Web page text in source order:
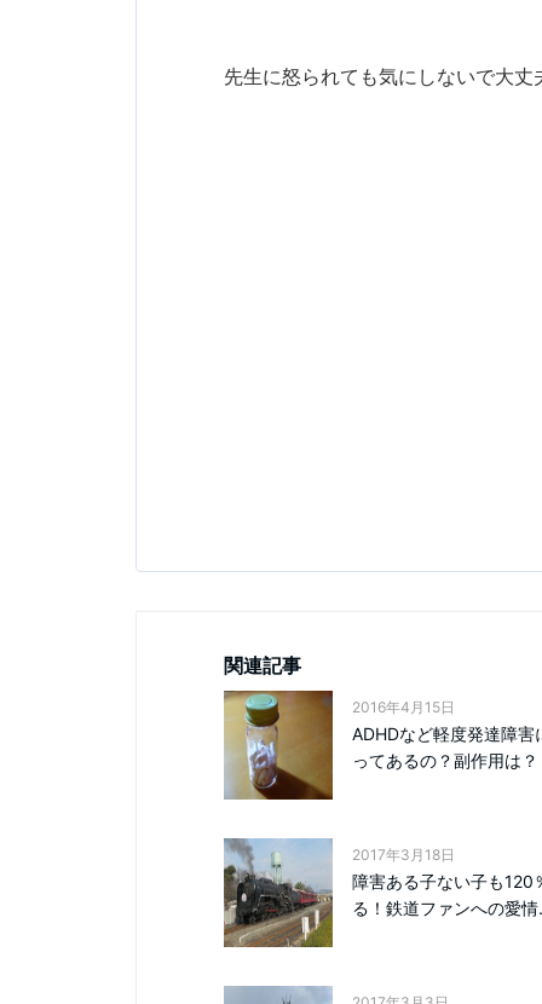
先生に怒られても気にしないで大丈
関連記事
2016年4月15日
ADHDなど軽度発達障害
ってあるの？副作用は？
2017年3月18日
障害ある子ない子も120
る！鉄道ファンへの愛情